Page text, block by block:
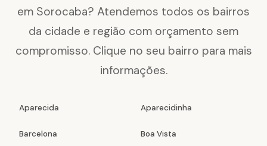
em Sorocaba? Atendemos todos os bairros
da cidade e região com orçamento sem
compromisso. Clique no seu bairro para mais
informações.
Aparecida Aparecidinha
Barcelona Boa Vista